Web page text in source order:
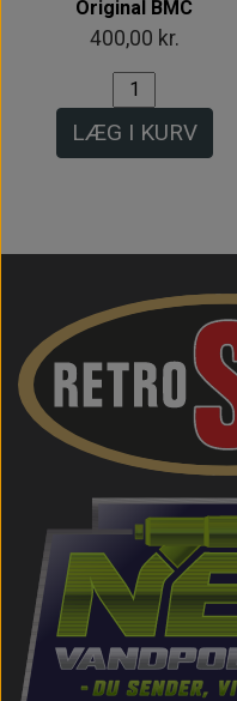
Original BMC
400,00 kr.
LÆG I KURV